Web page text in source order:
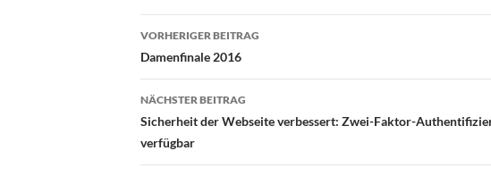
Beitragsnavigation
VORHERIGER BEITRAG
Damenfinale 2016
NÄCHSTER BEITRAG
Sicherheit der Webseite verbessert: Zwei-Faktor-
verfügbar